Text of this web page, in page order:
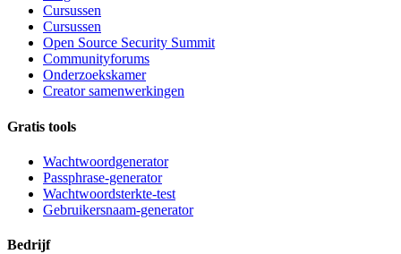
Cursussen
Cursussen
Open Source Security Summit
Communityforums
Onderzoekskamer
Creator samenwerkingen
Gratis tools
Wachtwoordgenerator
Passphrase-generator
Wachtwoordsterkte-test
Gebruikersnaam-generator
Bedrijf